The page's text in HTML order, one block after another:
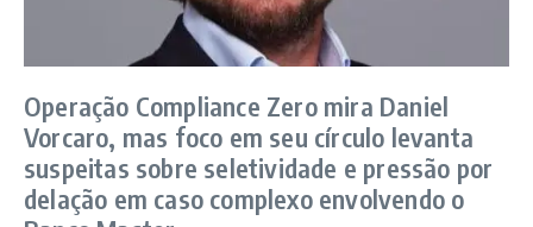
Operação Compliance Zero mira Daniel
Vorcaro, mas foco em seu círculo levanta
suspeitas sobre seletividade e pressão por
delação em caso complexo envolvendo o